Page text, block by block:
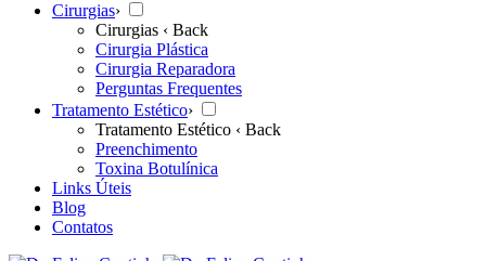
Cirurgias›
Cirurgias ‹ Back
Cirurgia Plástica
Cirurgia Reparadora
Perguntas Frequentes
Tratamento Estético›
Tratamento Estético ‹ Back
Preenchimento
Toxina Botulínica
Links Úteis
Blog
Contatos